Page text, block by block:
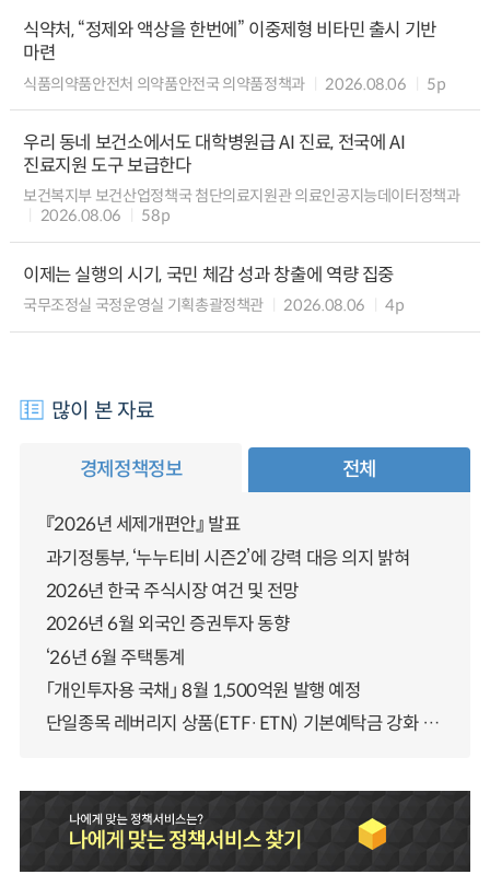
식약처, “정제와 액상을 한번에” 이중제형 비타민 출시 기반
마련
식품의약품안전처 의약품안전국 의약품정책과 2026.08.06 5p
우리 동네 보건소에서도 대학병원급 AI 진료, 전국에 AI
진료지원 도구 보급한다
보건복지부 보건산업정책국 첨단의료지원관 의료인공지능데이터정책과
2026.08.06
58p
이제는 실행의 시기, 국민 체감 성과 창출에 역량 집중
국무조정실 국정운영실 기획총괄정책관 2026.08.06 4p
많이 본 자료
경제정책정보 전체
『2026년 세제개편안』 발표
과기정통부, ‘누누티비 시즌2’에 강력 대응 의지 밝혀
2026년 한국 주식시장 여건 및 전망
2026년 6월 외국인 증권투자 동향
‘26년 6월 주택통계
「개인투자용 국채」 8월 1,500억원 발행 예정
단일종목 레버리지 상품(ETF·ETN) 기본예탁금 강화 조기시행 방안 안내